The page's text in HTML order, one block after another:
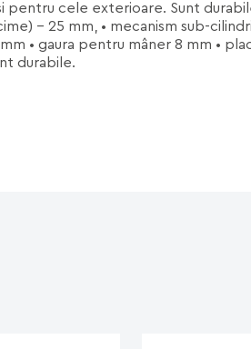
cele exterioare. Sunt
- 25 mm, • mecanism sub-
• gaura pentru mâner 8 mm •
durabile.